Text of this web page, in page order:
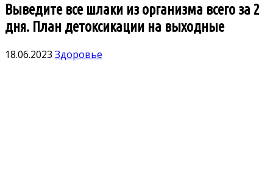
Выведите все шлаки из организма всего за 2
дня. План детоксикации на выходные
18.06.2023 Здоровье